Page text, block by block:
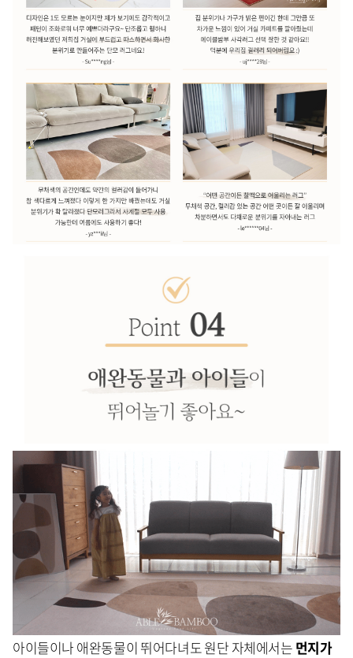
아이들이나 애완동물이 뛰어다녀도 원단 자체에서는 먼지가